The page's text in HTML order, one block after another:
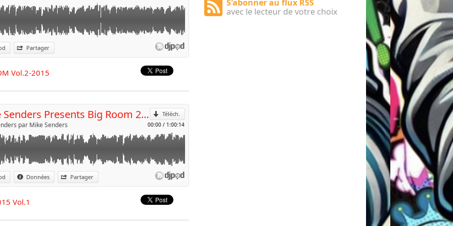
Partager
Vol.2-2015
Téléch.
00:00 / 1:00:14
Mike Senders Presents Big Room 2015 Vol.1
par Mike Senders
Données Partager
p
Big Room 2015 Vol.1
pages/Deejay-Mike-Senders/264424443603959
Vol.1
p
- Christmas Edition - Big Room
pages/Deejay-Mike-Senders/264424443603959
S'abonner au flux RSS
avec le lecteur de votre choix